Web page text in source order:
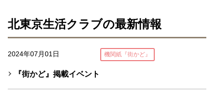
北東京生活クラブの最新情報
2024年07月01日 機関紙『街かど』
『街かど』掲載イベント